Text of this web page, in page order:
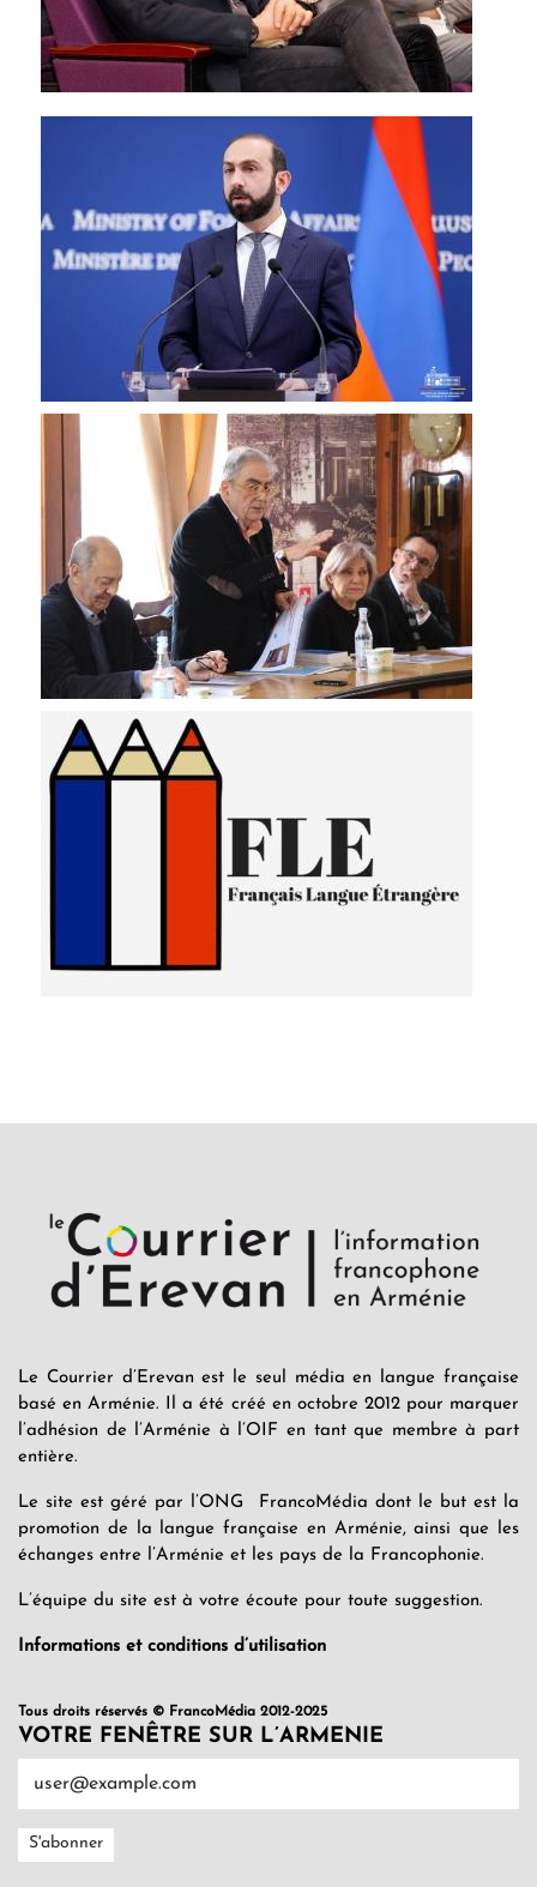
Le Courrier d’Erevan est le seul média en langue française
basé en Arménie. Il a été créé en octobre 2012 pour marquer
l’adhésion de l’Arménie à l’OIF en tant que membre à part
entière.
Le site est géré par l’ONG FrancoMédia dont le but est la
promotion de la langue française en Arménie, ainsi que les
échanges entre l’Arménie et les pays de la Francophonie.
L’équipe du site est à votre écoute pour toute suggestion.
Informations et conditions d’utilisation
Tous droits réservés © FrancoMédia 2012-2025
VOTRE FENÊTRE SUR L’ARMENIE